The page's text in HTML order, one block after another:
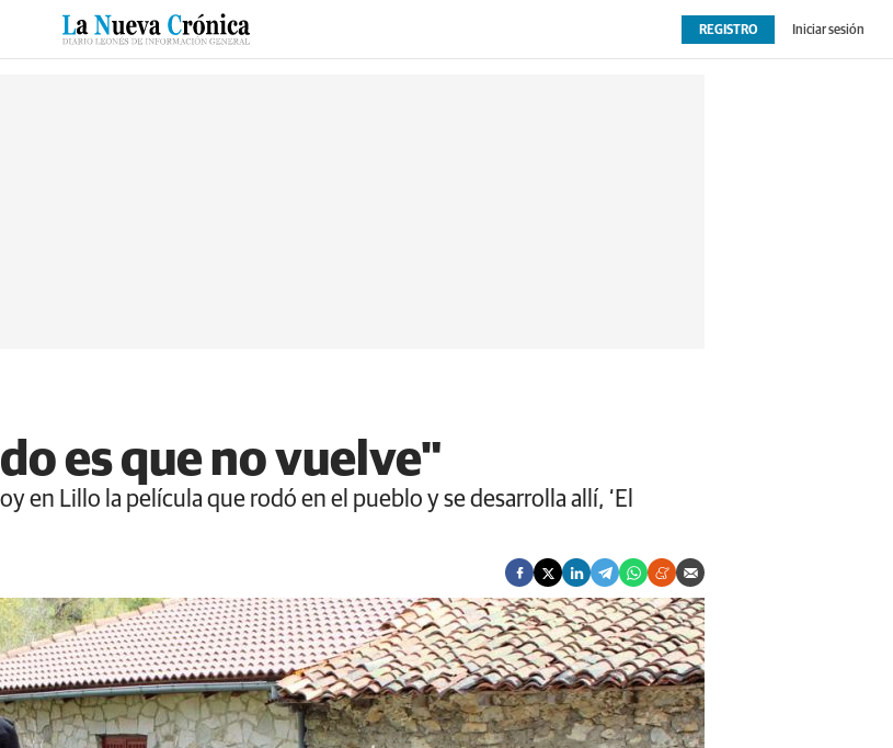
CULTURAS ESPECIALES DEPORTES OPINIÓN EXTRAS
REGISTRO Iniciar sesión
es que no vuelve"
en Lillo la película que rodó en el pueblo y se desarrolla allí, ‘El